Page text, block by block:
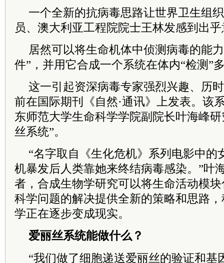
一个全新的抗病毒思路让世界卫生组
员、澳大利亚工程院院士王林发感到出
居然可以将生命机体中侦测病毒的能
件”，并用它合成一个系统在体内“检测”
这一引起资深病毒专家强烈兴趣、历
前在国际期刊《自然·通讯》上发表。
东师范大学生命科学学院副 院长叶海峰
丝系统”。
“名字取自《生化危机》系列电影中的
机暴发后人类靠她来终结病毒感染。”叶
者，合成生物学研究可以将生命活动模
科学问题的解决提供全新的策略和思路
学正在逐步变成现实。
爱丽丝系统能做什么？
“我们做了细胞递送爱丽丝的验证和基